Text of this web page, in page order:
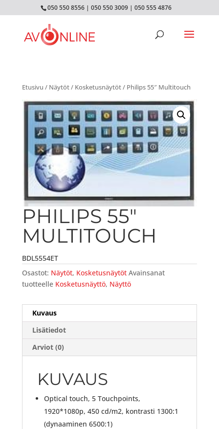
050 550 8556 |050 550 3009 |050 555 4876
Etusivu / Näytöt/ Kosketusnäytöt/ Philips 55″ Multitouch
PHILIPS 55″
MULTITOUCH
BDL5554ET
Osastot: Näytöt, Kosketusnäytöt Avainsanat
tuotteelle Kosketusnäyttö, Näyttö
Kuvaus
Lisätiedot
Arviot (0)
KUVAUS
Optical touch, 5 Touchpoints,
1920*1080p, 450 cd/m2, kontrasti 1300:1
(dynaaminen 6500:1)